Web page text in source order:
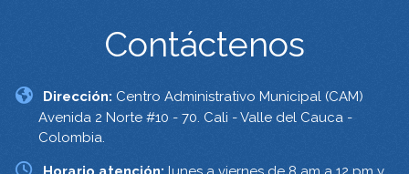
Contáctenos
Dirección: Centro Administrativo Municipal (CAM)
Avenida 2 Norte #10 - 70. Cali - Valle del Cauca -
Colombia.